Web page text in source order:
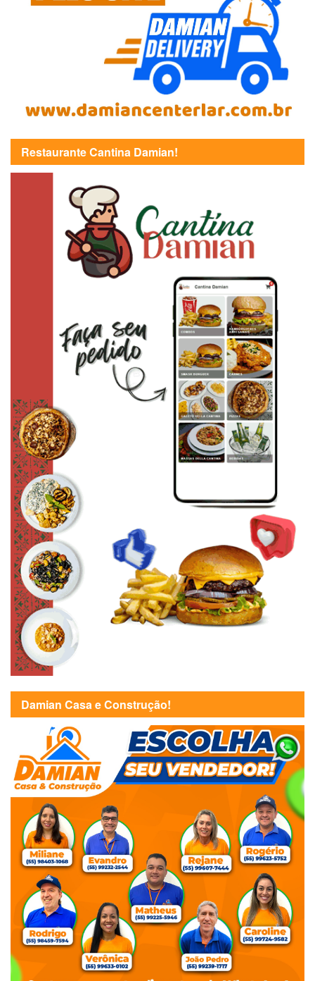
Restaurante Cantina Damian!
Damian Casa e Construção!